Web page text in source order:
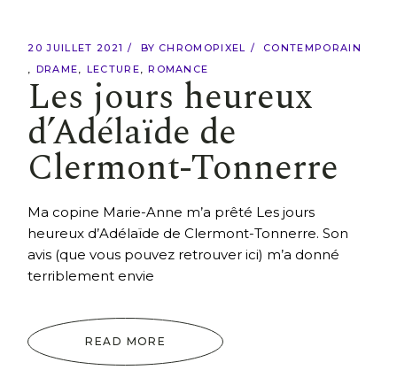
20 JUILLET 2021 BY CHROMOPIXEL
CONTEMPORAIN
DRAME
LECTURE ROMANCE
Les jours heureux
d’Adélaïde de
Clermont-Tonnerre
Ma copine Marie-Anne m’a prêté Les jours
heureux d’Adélaïde de Clermont-Tonnerre. Son
avis (que vous pouvez retrouver ici) m’a donné
terriblement envie
READ MORE